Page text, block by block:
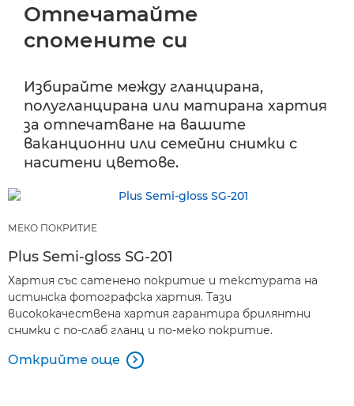
Отпечатайте
спомените си
Избирайте между гланцирана,
полугланцирана или матирана хартия
за отпечатване на вашите
ваканционни или семейни снимки с
наситени цветове.
МЕКО ПОКРИТИЕ
Plus Semi-gloss SG-201
Хартия със сатенено покритие и текстурата на
истинска фотографска хартия. Тази
висококачествена хартия гарантира брилянтни
снимки с по-слаб гланц и по-меко покритие.
Открийте още 